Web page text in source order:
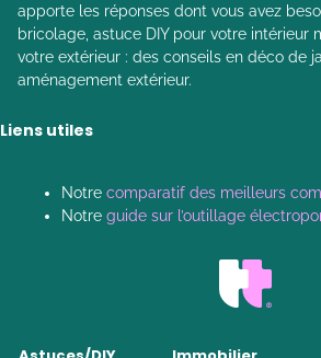
apporte les réponses dont vous avez
bricolage, astuce DIY pour votre intérieur
votre extérieur : des conseils en déco de
aménagement extérieur.
Liens utiles
Notre comparatif des meilleurs
Notre guide sur l’outillage